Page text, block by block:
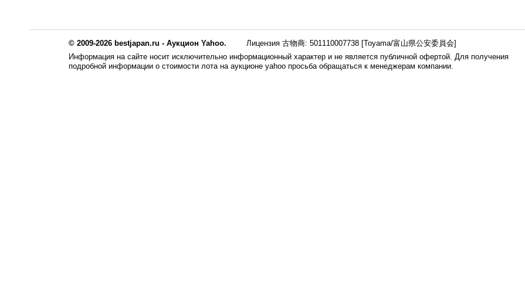
© 2009-2026 bestjapan.ru - Аукцион Yahoo.
Лицензия 古物商: 501110007738 [Toyama/富山県公安委員会]
Информация на сайте носит исключительно информационный характер и не является публичной офертой. Для получения
подробной информации о стоимости лота на аукционе yahoo просьба обращаться к менеджерам компании.